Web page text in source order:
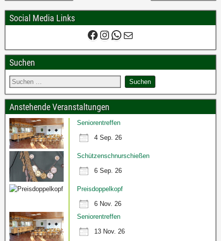
Social Media Links
Suchen
Anstehende Veranstaltungen
Seniorentreffen
4 Sep. 26
Schützenschnurschießen
6 Sep. 26
Preisdoppelkopf
6 Nov. 26
Seniorentreffen
13 Nov. 26